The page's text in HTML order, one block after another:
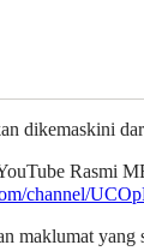
dikemaskini
Rasmi
channel/
maklumat